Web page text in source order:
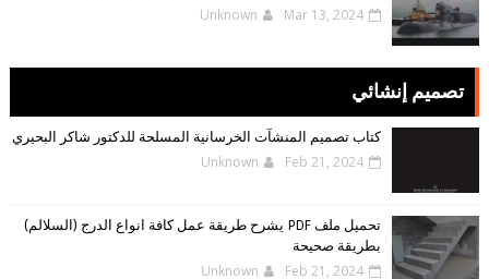
Unknown Mar 13, 2024
تصميم إنشائي
كتاب تصميم المنشآت الخرسانية المسلحة للدكتور شاكر البحيري
Unknown Feb 21, 2024
تحميل ملف PDF يشرح طريقة عمل كافة انواع الدرج (السلالم)
بطريقة صحيحة
Unknown Feb 21, 2024